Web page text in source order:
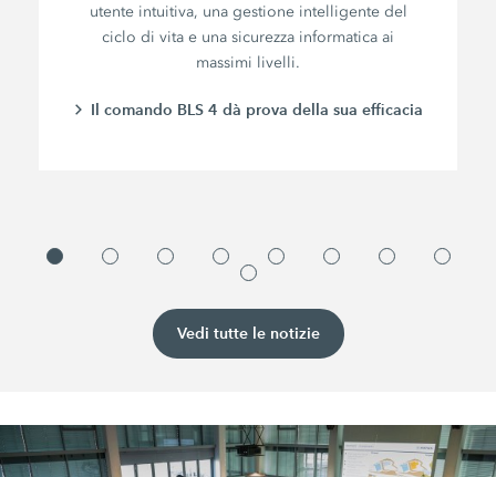
utente intuitiva, una gestione intelligente del
ciclo di vita e una sicurezza informatica ai
massimi livelli.
Il comando BLS 4 dà prova della sua efficacia
Vedi tutte le notizie